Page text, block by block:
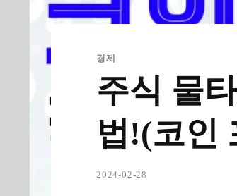
경제
주식 물
법!(코인
2024-02-28